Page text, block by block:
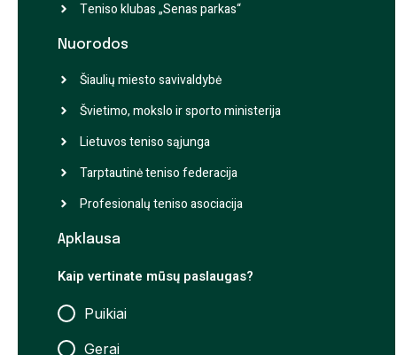
Teniso klubas „Senas parkas“
Nuorodos
Šiaulių miesto savivaldybė
Švietimo, mokslo ir sporto ministerija
Lietuvos teniso sąjunga
Tarptautinė teniso federacija
Profesionalų teniso asociacija
Apklausa
Kaip vertinate mūsų paslaugas?
Puikiai
Gerai